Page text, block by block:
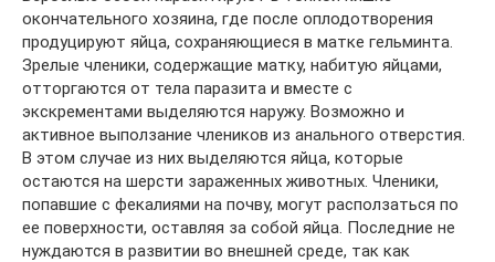
окончательного хозяина, где после оплодотворения
продуцируют яйца, сохраняющиеся в матке гельминта.
Зрелые членики, содержащие матку, набитую яйцами,
отторгаются от тела паразита и вместе с
экскрементами выделяются наружу. Возможно и
активное выползание члеников из анального отверстия.
В этом случае из них выделяются яйца, которые
остаются на шерсти зараженных животных. Членики,
попавшие с фекалиями на почву, могут расползаться по
ее поверхности, оставляя за собой яйца. Последние не
нуждаются в развитии во внешней среде, так как